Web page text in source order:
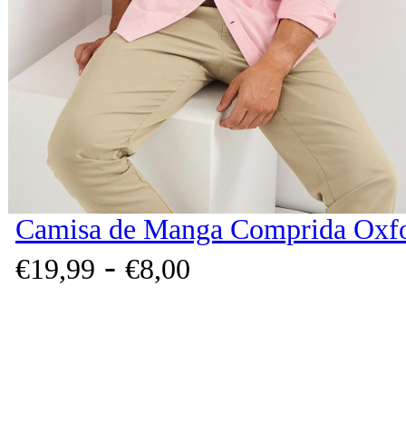
Camisa de Manga Comprida
€19,99 - €8,00